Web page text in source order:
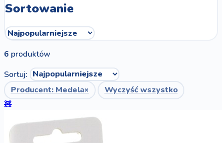
Sortowanie
6 produktów
Sortuj:
Producent: Medela×
Wyczyść wszystko
🧸